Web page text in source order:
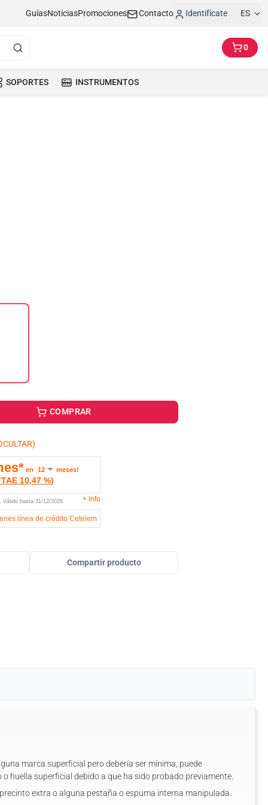
GuíasNoticiasPromociones Contacto Identifícate ES
0
SOPORTES INSTRUMENTOS
COMPRAR
en meses!
TAE 10,47 %)
Válido hasta 31/12/2026 + info
línea de crédito Cetelem
Compartir producto
marca superficial pero debería ser mínima, puede
huella superficial debido a que ha sido probado previamente.
extra o alguna pestaña o espuma interna manipulada.